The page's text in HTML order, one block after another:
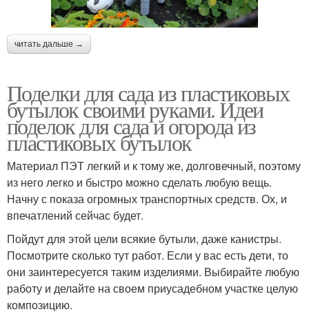
читать дальше →
Поделки для сада из пластиковых
бутылок своими руками. Идеи
поделок для сада и огорода из
пластиковых бутылок
Материал ПЭТ легкий и к тому же, долговечный, поэтому
из него легко и быстро можно сделать любую вещь.
Начну с показа огромных транспортных средств. Ох, и
впечатлений сейчас будет.
Пойдут для этой цели всякие бутыли, даже канистры.
Посмотрите сколько тут работ. Если у вас есть дети, то
они заинтересуется таким изделиями. Выбирайте любую
работу и делайте на своем приусадебном участке целую
композицию.